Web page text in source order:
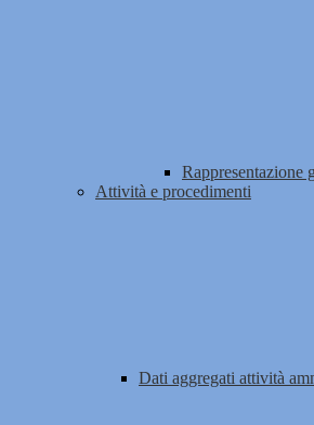
Rappresentazione
Attività e procedimenti
Dati aggregati attività